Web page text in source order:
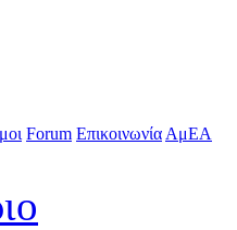
Forum Επικοινωνία ΑμΕΑ